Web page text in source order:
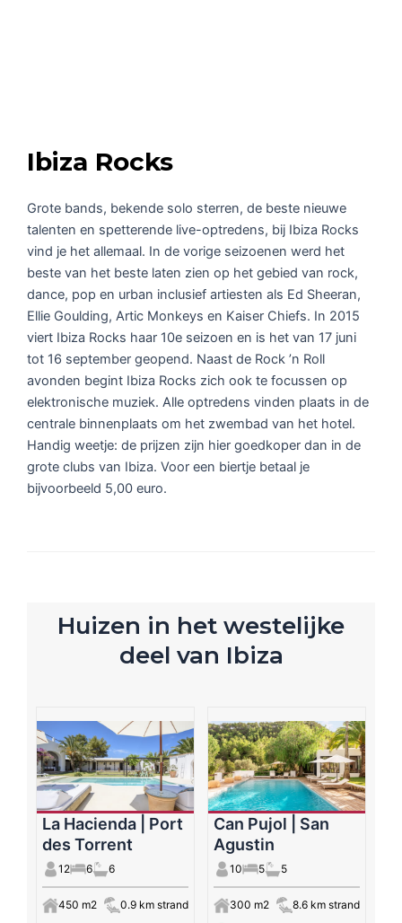
Ibiza Rocks
Grote bands, bekende solo sterren, de beste nieuwe
talenten en spetterende live-optredens, bij Ibiza Rocks
vind je het allemaal. In de vorige seizoenen werd het
beste van het beste laten zien op het gebied van rock,
dance, pop en urban inclusief artiesten als Ed Sheeran,
Ellie Goulding, Artic Monkeys en Kaiser Chiefs. In 2015
viert Ibiza Rocks haar 10e seizoen en is het van 17 juni
tot 16 september geopend. Naast de Rock ’n Roll
avonden begint Ibiza Rocks zich ook te focussen op
elektronische muziek. Alle optredens vinden plaats in de
centrale binnenplaats om het zwembad van het hotel.
Handig weetje: de prijzen zijn hier goedkoper dan in de
grote clubs van Ibiza. Voor een biertje betaal je
bijvoorbeeld 5,00 euro.
Huizen in het westelijke
deel van Ibiza
La Hacienda | Port
des Torrent
12 6 6
450 m2 0.9 km strand
Can Pujol | San
Agustin
10 5 5
300 m2
8.6 km strand